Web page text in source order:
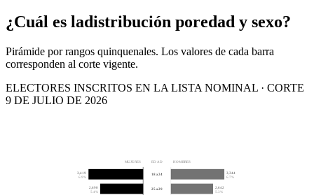
¿Cuál es ladistribución poredad y sexo?
Pirámide por rangos quinquenales. Los valores de cada barra
corresponden al corte vigente.
ELECTORES INSCRITOS EN LA LISTA NOMINAL · CORTE
9 DE JULIO DE 2026
MUJERES EDAD HOMBRES
3,419
6.9%
3,344
6.7%
18 a 24
2,690
5.4%
2,642
5.3%
25 a 29